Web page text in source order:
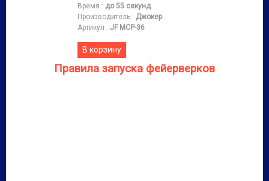
Время : до 55 секунд
Производитель : Джокер
Артикул : JF MCP-36
В корзину
Правила запуска фейерверков